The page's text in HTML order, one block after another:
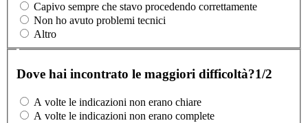
Capivo sempre che stavo procedendo correttamente
Non ho avuto problemi tecnici
Altro
Dove hai incontrato le maggiori difficoltà?1/2
A volte le indicazioni non erano chiare
A volte le indicazioni non erano complete